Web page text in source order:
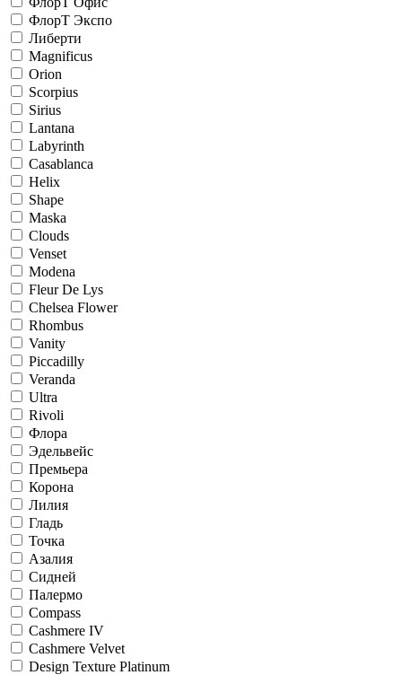
ФлорТ Экспо
Либерти
Magnificus
Orion
Scorpius
Sirius
Lantana
Labyrinth
Casablanca
Helix
Shape
Maska
Clouds
Venset
Modena
Fleur De Lys
Chelsea Flower
Rhombus
Vanity
Piccadilly
Veranda
Ultra
Rivoli
Флора
Эдельвейс
Премьера
Корона
Лилия
Гладь
Точка
Азалия
Сидней
Палермо
Compass
Cashmere IV
Cashmere Velvet
Design Texture Platinum